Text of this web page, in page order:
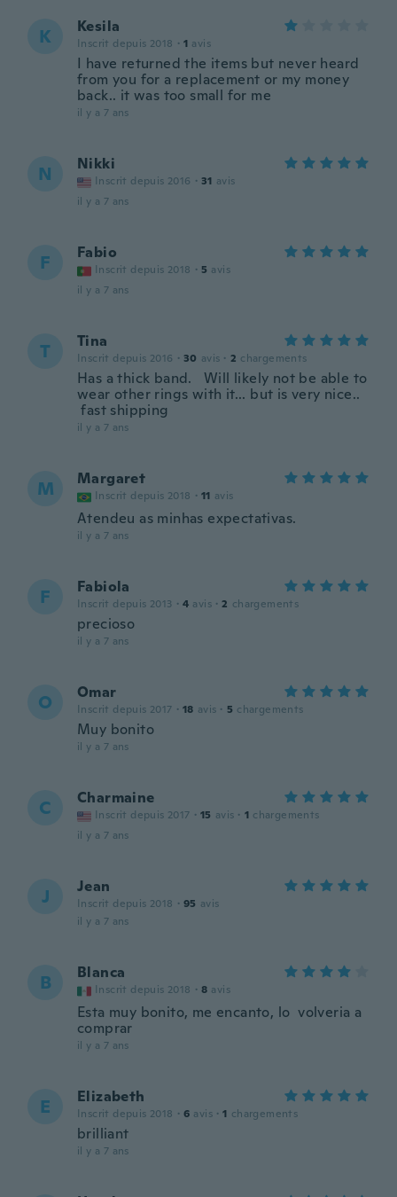
K Kesila
Inscrit depuis 2018 · 1 avis
I have returned the items but never heard
from you for a replacement or my money
back.. it was too small for me
il y a 7 ans
N Nikki
Inscrit depuis 2016 · 31 avis
il y a 7 ans
F Fabio
Inscrit depuis 2018 · 5 avis
il y a 7 ans
T Tina
Inscrit depuis 2016 · 30 avis · 2 chargements
Has a thick band. Will likely not be able to
wear other rings with it... but is very nice..
fast shipping
il y a 7 ans
M Margaret
Inscrit depuis 2018 · 11 avis
Atendeu as minhas expectativas.
il y a 7 ans
F Fabiola
Inscrit depuis 2013 · 4 avis · 2 chargements
precioso
il y a 7 ans
O Omar
Inscrit depuis 2017 · 18 avis · 5 chargements
Muy bonito
il y a 7 ans
C Charmaine
Inscrit depuis 2017 · 15 avis · 1 chargements
il y a 7 ans
J Jean
Inscrit depuis 2018 · 95 avis
il y a 7 ans
B Blanca
Inscrit depuis 2018 · 8 avis
Esta muy bonito, me encanto, lo volveria a
comprar
il y a 7 ans
E Elizabeth
Inscrit depuis 2018 · 6 avis · 1 chargements
brilliant
il y a 7 ans